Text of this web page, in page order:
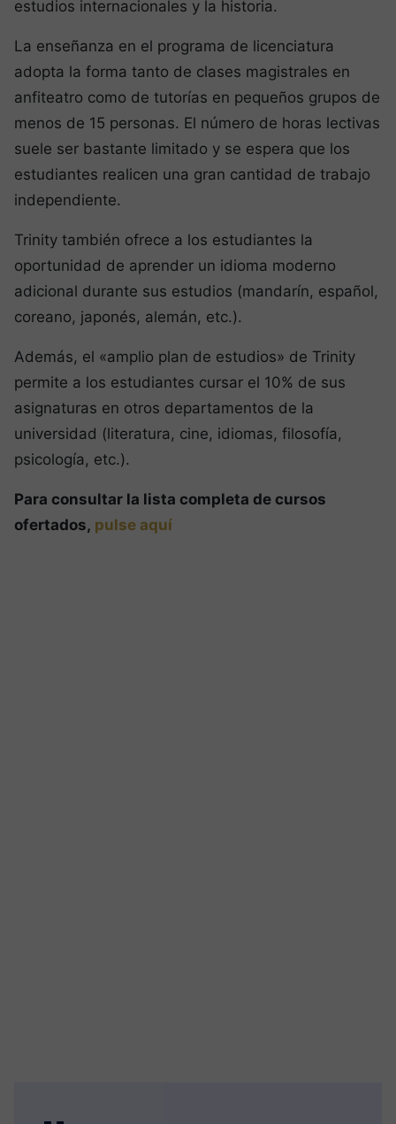
estudios internacionales y la historia.
La enseñanza en el programa de licenciatura
adopta la forma tanto de clases magistrales en
anfiteatro como de tutorías en pequeños grupos de
menos de 15 personas. El número de horas lectivas
suele ser bastante limitado y se espera que los
estudiantes realicen una gran cantidad de trabajo
independiente.
Trinity también ofrece a los estudiantes la
oportunidad de aprender un idioma moderno
adicional durante sus estudios (mandarín, español,
coreano, japonés, alemán, etc.).
Además, el «amplio plan de estudios» de Trinity
permite a los estudiantes cursar el 10% de sus
asignaturas en otros departamentos de la
universidad (literatura, cine, idiomas, filosofía,
psicología, etc.).
Para consultar la lista completa de cursos
ofertados, pulse aquí